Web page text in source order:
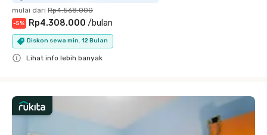
mulai dari Rp4.568.000
-5% Rp4.308.000 /bulan
Diskon sewa min. 12 Bulan
Lihat info lebih banyak